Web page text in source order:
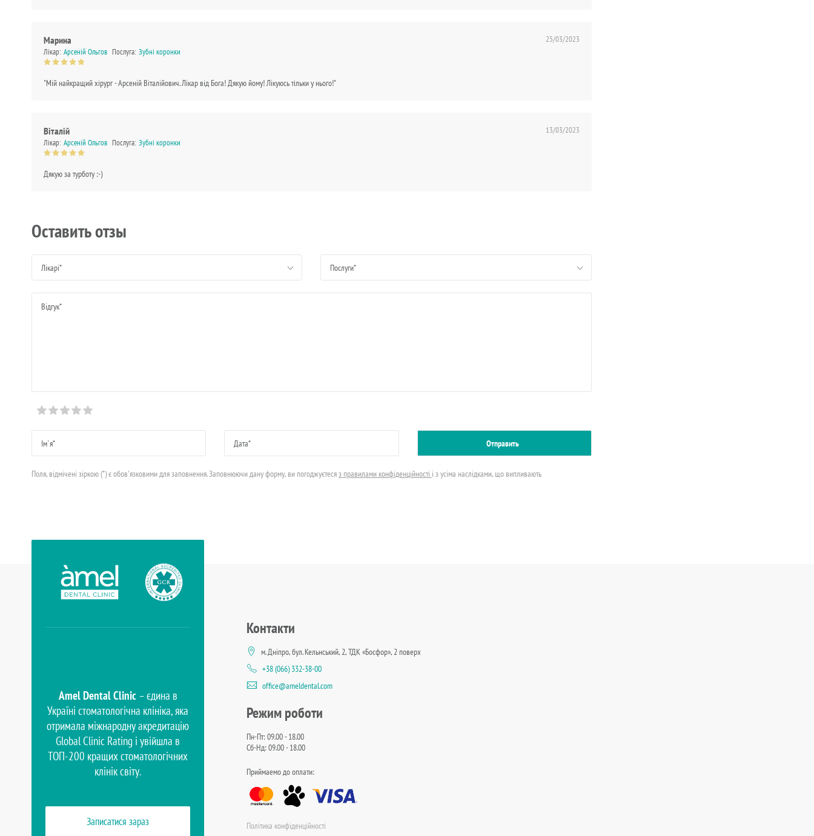
Марина
Лікар: Арсеній Ольгов Послуга: Зубні коронки
25/03/2023
"Мій найкращий хірург - Арсеній Віталійович. Лікар від Бога! Дякую йому! Лікуюсь тільки у нього!"
Віталій
Лікар: Арсеній Ольгов Послуга: Зубні коронки
13/03/2023
Дякую за турботу :-)
Оставить отзы
Лікарі* Послуги*
Поля, відмічені зіркою (*) є обов'язковими для заповнення. Заповнюючи дану форму, ви погоджуєтесяз правилами конфіденційності і з усіма наслідками, що випливають
Amel Dental Clinic– єдина в
Україні стоматологічна клініка, яка
отримала міжнародну акредитацію
Global Clinic Rating і увійшла в
TOП-200 кращих стоматологічних
клінік світу.
Записатися зараз
Контакти
м. Дніпро, бул. Кельнський, 2, ТДК «Босфор», 2 поверх
+38 (066) 332-38-00
office@ameldental.com
Режим роботи
Пн-Пт: 09.00 - 18.00
Сб-Нд: 09.00 - 18.00
Приймаемо до оплати:
Політика конфіденційності